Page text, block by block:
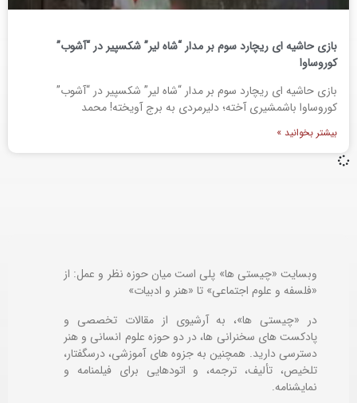
بازی حاشیه ای ریچارد سوم بر مدار “شاه لیر” شکسپیر در “آشوب”
کوروساوا
بازی حاشیه ای ریچارد سوم بر مدار “شاه لیر” شکسپیر در “آشوب”
کوروساوا باشمشیری آخته؛ دلیرمردی به برج آویخته! محمد
بیشتر بخوانید »
وبسایت «چیستی ها» پلی است میان حوزه نظر و عمل: از
«فلسفه و علوم اجتماعی» تا «هنر و ادبیات»
در «چیستی ها»، به آرشیوی از مقالات تخصصی و
پادکست های سخنرانی ها، در دو حوزه علوم انسانی و هنر
دسترسی دارید. همچنین به جزوه های آموزشی، درسگفتار،
تلخیص، تألیف، ترجمه، و اتودهایی برایفیلمنامه و
نمایشنامه.